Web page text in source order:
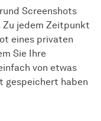
Screenshots
Zu jedem Zeitpunkt
eines privaten
Sie Ihre
von etwas
gespeichert haben